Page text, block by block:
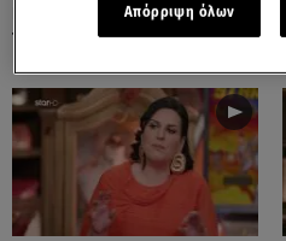
Κοντού Δημοπράτησε Πίνακά
Της!
Απόρριψη όλων